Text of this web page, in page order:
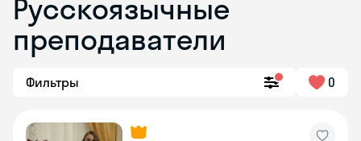
Русскоязычные
преподаватели
Фильтры 0